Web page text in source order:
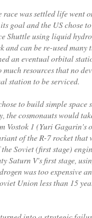
race was settled life went
goal and the US chose
Shuttle using liquid
and can be re-used many
an eventual orbital
much resources that no
station to be serviced.
to build simple space
the cosmonauts would
Vostok 1 (Yuri Gagarin's
of the R-7 rocket that
Soviet (first stage)
Saturn V's first stage,
was too expensive
Union less than 15